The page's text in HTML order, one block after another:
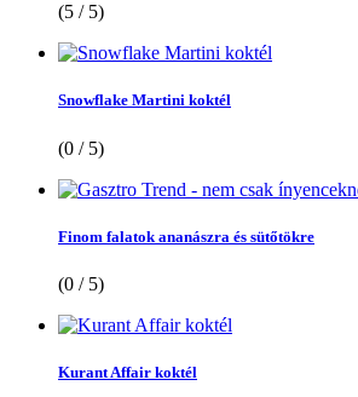
(5 / 5)
Snowflake Martini koktél
(0 / 5)
Finom falatok ananászra és sütőtökre
(0 / 5)
Kurant Affair koktél